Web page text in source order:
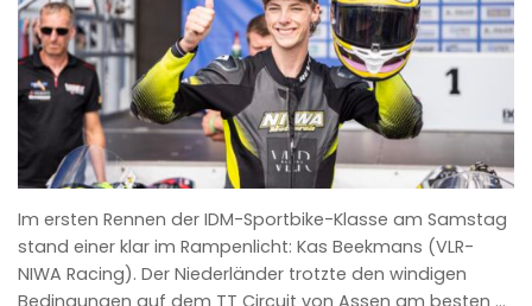
Im ersten Rennen der IDM-Sportbike-Klasse am Samstag
stand einer klar im Rampenlicht: Kas Beekmans (VLR-
NIWA Racing). Der Niederländer trotzte den windigen
Bedingungen auf dem TT Circuit von Assen am besten …